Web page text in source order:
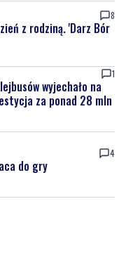
8
z rodziną. 'Darz Bór
1
wyjechało na
za ponad 28 mln
4
do gry